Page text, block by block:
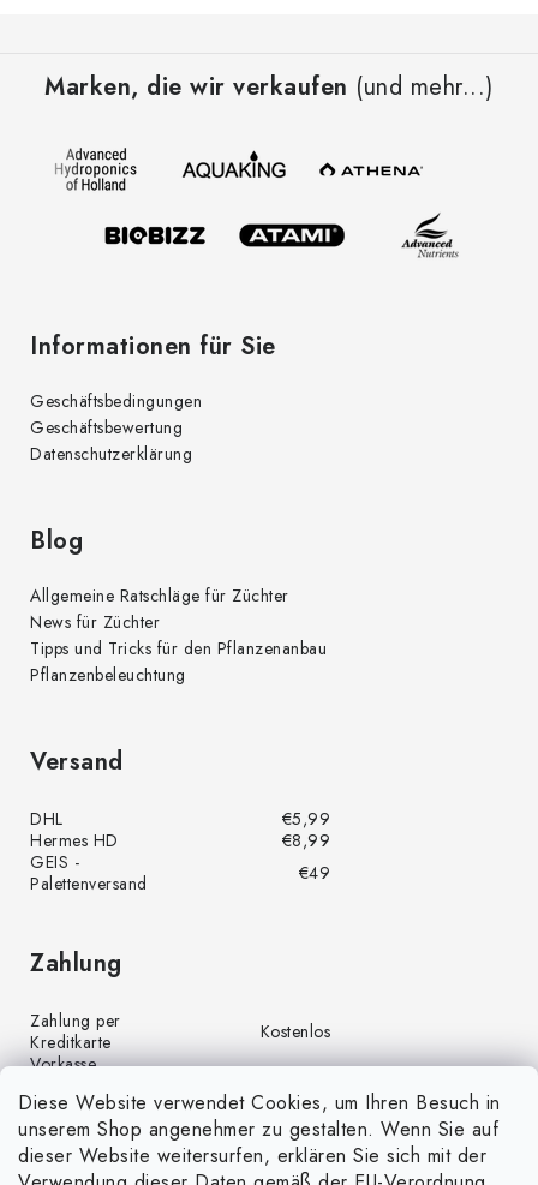
Diese Website verwendet Cookies, um Ihren Besuch in
unserem Shop angenehmer zu gestalten. Wenn Sie auf
dieser Website weitersurfen, erklären Sie sich mit der
Marken, die wir verkaufen (und mehr...)
Informationen für Sie
Geschäftsbedingungen
Geschäftsbewertung
Datenschutzerklärung
Blog
Allgemeine Ratschläge für Züchter
News für Züchter
Tipps und Tricks für den Pflanzenanbau
Pflanzenbeleuchtung
Versand
DHL
€5,99
Hermes HD
€8,99
GEIS -
Palettenversand
€49
Zahlung
Zahlung per
Kreditkarte
Kostenlos
Vorkasse
Zahlung per PayPal
Kostenlos
Nachnahme
€4,00